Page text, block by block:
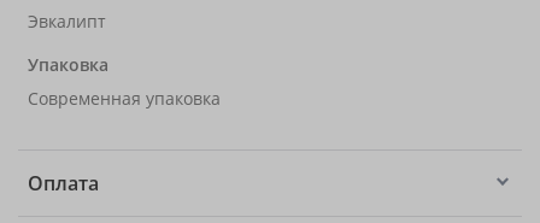
Эвкалипт
Упаковка
Современная упаковка
Оплата